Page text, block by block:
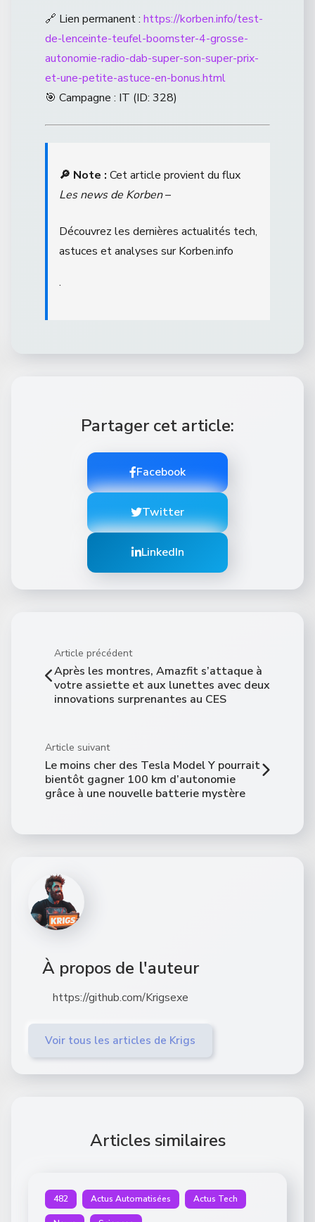
🔗 Lien permanent : https://korben.info/test-
de-lenceinte-teufel-boomster-4-grosse-
autonomie-radio-dab-super-son-super-prix-
et-une-petite-astuce-en-bonus.html
🎯 Campagne : IT (ID: 328)
🔎 Note : Cet article provient du flux
Les news de Korben–
Découvrez les dernières actualités tech,
astuces et analyses sur Korben.info
.
Partager cet article:
Facebook
Twitter
LinkedIn
Article précédent
Après les montres, Amazfit s’attaque à
votre assiette et aux lunettes avec deux
innovations surprenantes au CES
Article suivant
Le moins cher des Tesla Model Y pourrait
bientôt gagner 100 km d’autonomie
grâce à une nouvelle batterie mystère
À propos de l'auteur
https://github.com/Krigsexe
Voir tous les articles de Krigs
Articles similaires
482 Actus Automatisées Actus Tech